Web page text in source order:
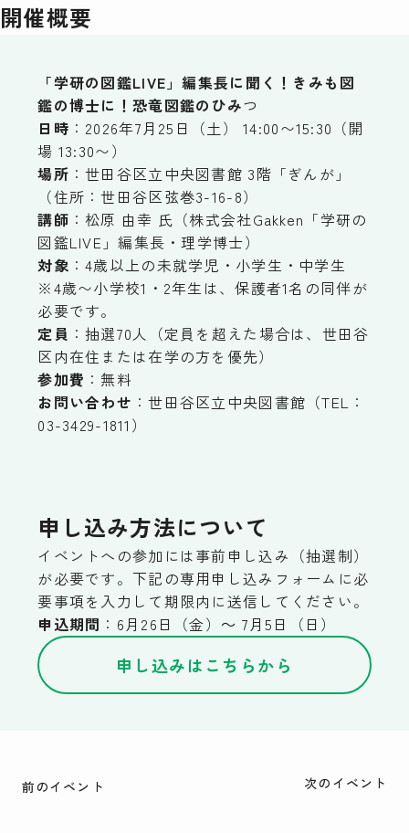
開催概要
「学研の図鑑LIVE」編集長に聞く！きみも図
鑑の博士に！恐竜図鑑のひみつ
日時 ：2026年7月25日（土） 14:00〜15:30（開
場 13:30〜）
場所 ：世田谷区立中央図書館 3階「ぎんが」
（住所：世田谷区弦巻3-16-8）
講師 ：松原 由幸 氏（株式会社Gakken「学研の
図鑑LIVE」編集長・理学博士）
対象 ：4歳以上の未就学児・小学生・中学生
※4歳〜小学校1・2年生は、保護者1名の同伴が
必要です。
定員 ：抽選70人（定員を超えた場合は、世田谷
区内在住または在学の方を優先）
参加費 ：無料
お問い合わせ ：世田谷区立中央図書館（TEL：
03-3429-1811）
申し込み方法について
イベントへの参加には事前申し込み（抽選制）
が必要です。下記の専用申し込みフォームに必
要事項を入力して期限内に送信してください。
申込期間 ：6月26日（金）～ 7月5日（日）
申し込みはこちらから
前のイベント 次のイベント